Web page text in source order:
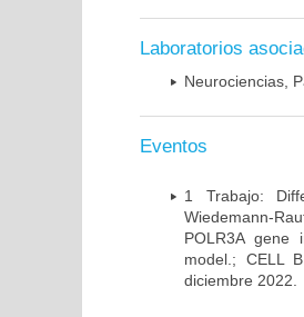
Laboratorios
Neurociencias,
Eventos
1 Trabajo:
Wiedemann-
POLR3A gene
model.; CELL
diciembre 2022.